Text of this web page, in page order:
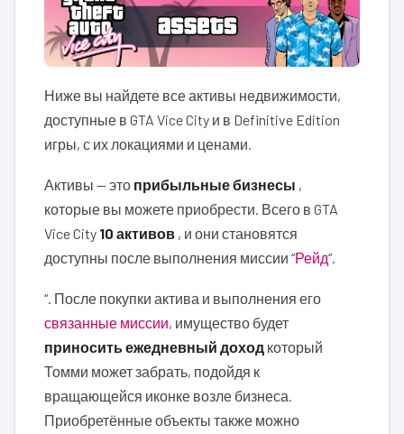
Ниже вы найдете все активы недвижимости,
доступные в GTA Vice City и в Definitive Edition
игры, с их локациями и ценами.
Активы — это прибыльные бизнесы ,
которые вы можете приобрести. Всего в GTA
Vice City 10 активов , и они становятся
доступны после выполнения миссии “Рейд“.
“. После покупки актива и выполнения его
связанные миссии, имущество будет
приносить ежедневный доход который
Томми может забрать, подойдя к
вращающейся иконке возле бизнеса.
Приобретённые объекты также можно